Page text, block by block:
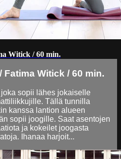
Witick / 60 min.
Witick / 60 min.
sopii lähes jokaiselle
Tällä tunnilla
kanssa lantion alueen
sopii joogille. Saat asentojen
ja kokeilet joogasta
Ihanaa harjoit...